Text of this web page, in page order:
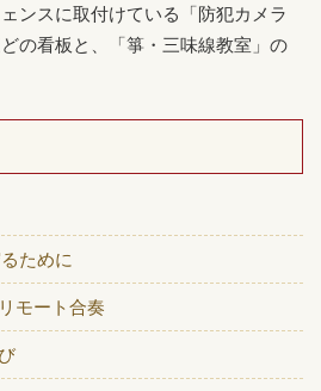
ンスに取付けている「防犯カメラ
の看板と、「箏・三味線教室」の
ために
モート合奏